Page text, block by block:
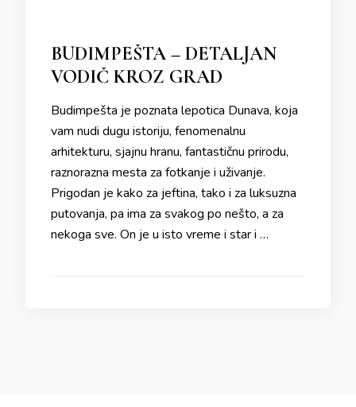
BUDIMPEŠTA – DETALJAN
VODIČ KROZ GRAD
Budimpešta je poznata lepotica Dunava, koja
vam nudi dugu istoriju, fenomenalnu
arhitekturu, sjajnu hranu, fantastičnu prirodu,
raznorazna mesta za fotkanje i uživanje.
Prigodan je kako za jeftina, tako i za luksuzna
putovanja, pa ima za svakog po nešto, a za
nekoga sve. On je u isto vreme i star i …